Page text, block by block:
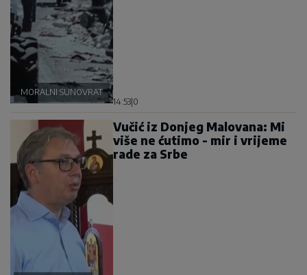
MORALNI SUNOVRAT
14:53|0
Vučić iz Donjeg Malovana: Mi
više ne ćutimo - mir i vrijeme
rade za Srbe